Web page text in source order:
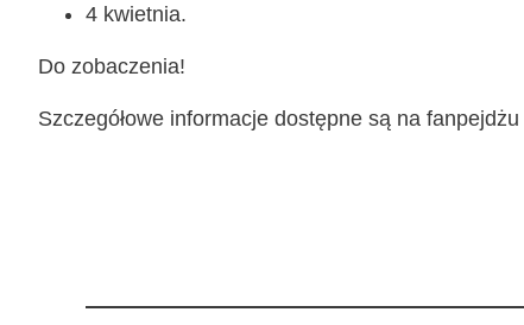
4 kwiet­nia.
Do zoba­cze­nia!
Szcze­gó­ło­we infor­ma­cje dostęp­ne są na fan­pej­dżu